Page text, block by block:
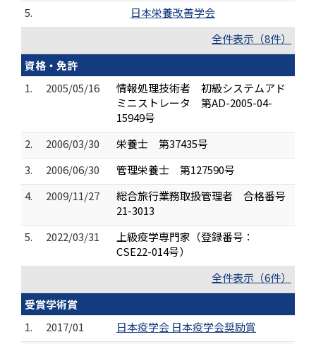
5.
日本栄養改善学会
全件表示（8件）
資格・免許
1.
2005/05/16
情報処理技術者 初級システムアド
ミニストレータ 第AD-2005-04-
15949号
2.
2006/03/30
栄養士 第37435号
3.
2006/06/30
管理栄養士 第127590号
4.
2009/11/27
総合旅行業務取扱管理者 合格番号
21-3013
5.
2022/03/31
上級疫学専門家（登録番号：
CSE22-014号）
全件表示（6件）
受賞学術賞
1.
2017/01
日本疫学会 日本疫学会奨励賞